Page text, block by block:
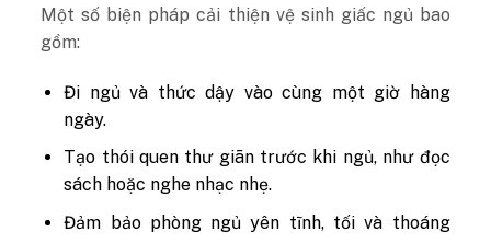
Một số biện pháp cải thiện vệ sinh giấc ngủ bao
gồm:
Đi ngủ và thức dậy vào cùng một giờ hàng
ngày.
Tạo thói quen thư giãn trước khi ngủ, như đọc
sách hoặc nghe nhạc nhẹ.
Đảm bảo phòng ngủ yên tĩnh, tối và thoáng